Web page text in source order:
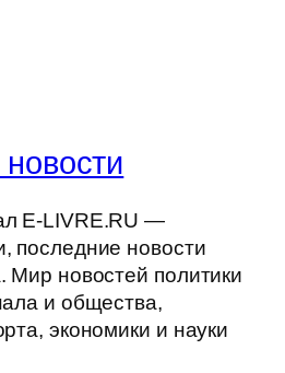
E-LIVRE.RU —
последние новости
Мир новостей политики
и общества,
экономики и науки